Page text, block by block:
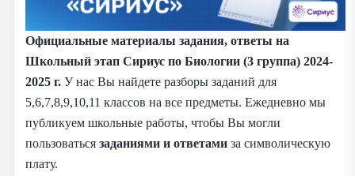
Официальные материалы задания, ответы на
Школьный этап Сириус по Биологии (3 группа) 2024-
2025 г. У нас Вы найдете разборы заданий для
5,6,7,8,9,10,11 классов на все предметы. Ежедневно мы
публикуем школьные работы, чтобы Вы могли
пользоваться заданиями и ответами за символическую
плату.